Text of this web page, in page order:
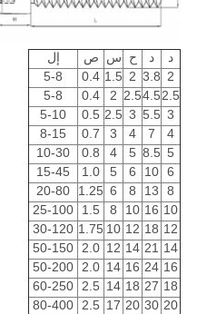
د د ح س ص
إل
2
3.8
2
1.5
0.4
5-8
2.5
4.5
2.5
2
0.4
5-8
3
5.5
3
2.5
0.5
5-10
4
7
4
3
0.7
8-15
5
8.5
5
4
0.8
10-30
6
10
6
5
1.0
15-45
8
13
8
6
1.25
20-80
10
16
10
8
1.5
25-100
12
18
12
10
1.75
30-120
14
21
14
12
2.0
50-150
16
24
16
14
2.0
50-200
18
27
18
14
2.5
60-250
20
30
20
17
2.5
80-400